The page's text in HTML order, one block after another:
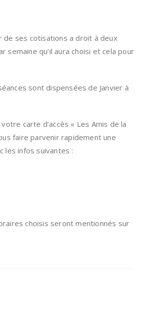
de ses cotisations a droit à deux
semaine qu’il aura choisi et cela pour
sont dispensées de Janvier à
carte d’accès « Les Amis de la
faire parvenir rapidement une
les infos suivantes :
choisis seront mentionnés sur